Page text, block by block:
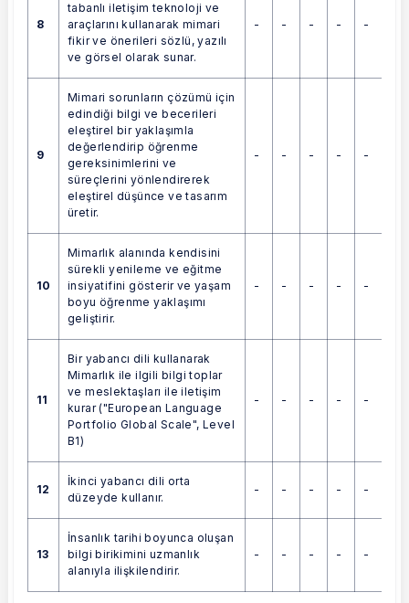
8
tabanlı iletişim teknoloji ve
araçlarını kullanarak mimari
fikir ve önerileri sözlü, yazılı
ve görsel olarak sunar.
- - - - -
9
Mimari sorunların çözümü için
edindiği bilgi ve becerileri
eleştirel bir yaklaşımla
değerlendirip öğrenme
gereksinimlerini ve
süreçlerini yönlendirerek
eleştirel düşünce ve tasarım
üretir.
- - - - -
10
Mimarlık alanında kendisini
sürekli yenileme ve eğitme
insiyatifini gösterir ve yaşam
boyu öğrenme yaklaşımı
geliştirir.
- - - - -
11
Bir yabancı dili kullanarak
Mimarlık ile ilgili bilgi toplar
ve meslektaşları ile iletişim
kurar ("European Language
Portfolio Global Scale", Level
B1)
- - - - -
12
İkinci yabancı dili orta
düzeyde kullanır.
- - - - -
13
İnsanlık tarihi boyunca oluşan
bilgi birikimini uzmanlık
alanıyla ilişkilendirir.
- - - - -